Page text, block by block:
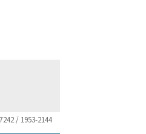
/ 1953-2144